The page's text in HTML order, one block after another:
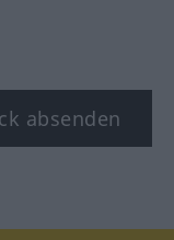
absenden